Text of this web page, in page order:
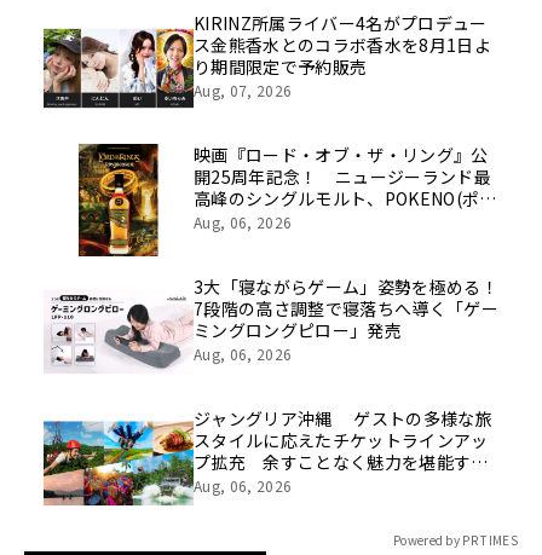
像を公開！
KIRINZ所属ライバー4名がプロデュー
ス金熊香水とのコラボ香水を8月1日よ
り期間限定で予約販売
Aug, 07, 2026
映画『ロード・オブ・ザ・リング』公
開25周年記念！ ニュージーランド最
高峰のシングルモルト、POKENO(ポケ
ノ)より 数量限定ウイスキー「リング
Aug, 06, 2026
3大「寝ながらゲーム」姿勢を極める！
7段階の高さ調整で寝落ちへ導く「ゲー
ミングロングピロー」発売
Aug, 06, 2026
ジャングリア沖縄 ゲストの多様な旅
スタイルに応えたチケットラインアッ
プ拡充 余すことなく魅力を堪能する
「ロイヤルチケット」新登場
Aug, 06, 2026
Powered by PR TIMES